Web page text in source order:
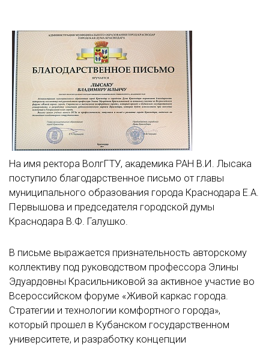
На имя ректора ВолгГТУ, академика РАН В.И. Лысака
поступило благодарственное письмо от главы
муниципального образования города Краснодара Е.А.
Первышова и председателя городской думы
Краснодара В.Ф. Галушко.
В письме выражается признательность авторскому
коллективу под руководством профессора Элины
Эдуардовны Красильниковой за активное участие во
Всероссийском форуме «Живой каркас города.
Стратегии и технологии комфортного города»,
который прошел в Кубанском государственном
университете, и разработку концепции